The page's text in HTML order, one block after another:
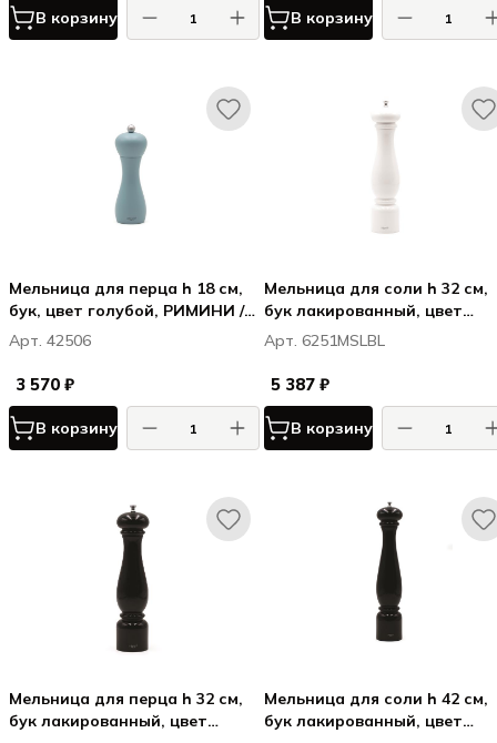
В корзину В корзину
Мельница для перца h 18 см,
бук, цвет голубой, РИМИНИ /
RIMINI
Арт. 42506
3 570 ₽
В корзину
Мельница для соли h 32 см,
бук лакированный, цвет
белый, ФИРЕНЗЕ / FIRENZE
Арт. 6251MSLBL
5 387 ₽
В корзину
Мельница для перца h 32 см,
бук лакированный, цвет
Мельница для соли h 42 см,
бук лакированный, цвет